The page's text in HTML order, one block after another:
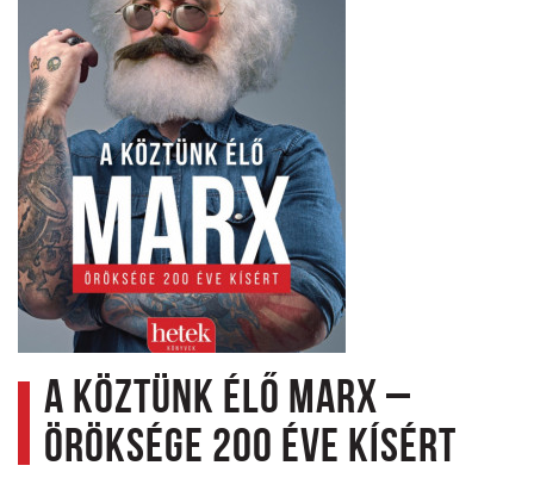
A köztünk élő Marx –
öröksége 200 éve kísért